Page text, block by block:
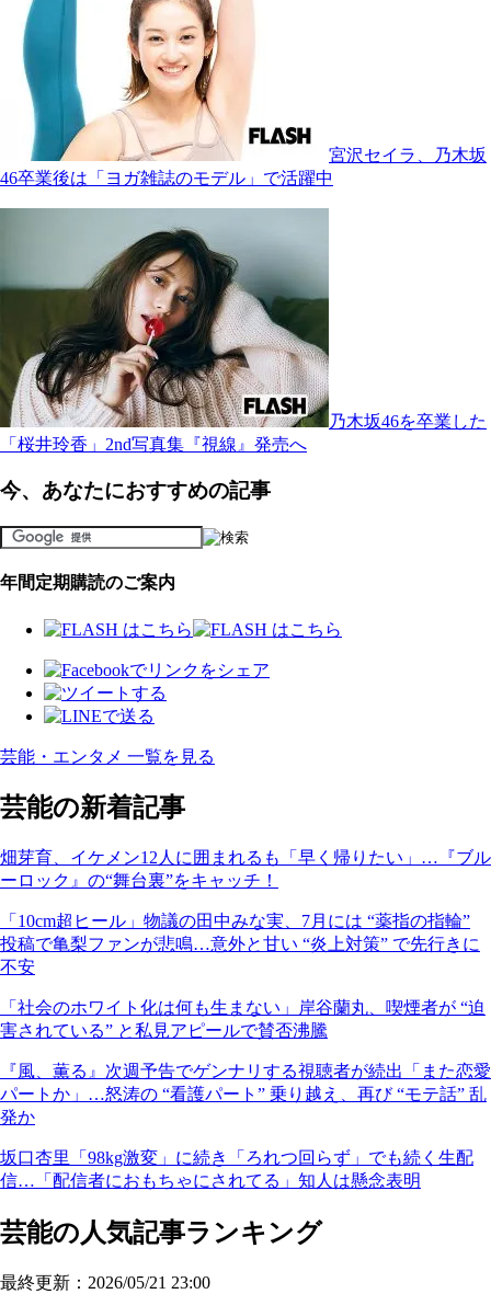
宮沢セイラ、乃木坂
46卒業後は「ヨガ雑誌のモデル」で活躍中
乃木坂46を卒業した
「桜井玲香」2nd写真集『視線』発売へ
今、あなたにおすすめの記事
年間定期購読のご案内
芸能・エンタメ 一覧を見る
芸能の新着記事
畑芽育、イケメン12人に囲まれるも「早く帰りたい」…『ブル
ーロック』の“舞台裏”をキャッチ！
「10cm超ヒール」物議の田中みな実、7月には “薬指の指輪”
投稿で亀梨ファンが悲鳴…意外と甘い “炎上対策” で先行きに
不安
「社会のホワイト化は何も生まない」岸谷蘭丸、喫煙者が “迫
害されている” と私見アピールで賛否沸騰
『風、薫る』次週予告でゲンナリする視聴者が続出「また恋愛
パートか」…怒涛の “看護パート” 乗り越え、再び “モテ話” 乱
発か
坂口杏里「98kg激変」に続き「ろれつ回らず」でも続く生配
信…「配信者におもちゃにされてる」知人は懸念表明
芸能の人気記事ランキング
最終更新：2026/05/21 23:00